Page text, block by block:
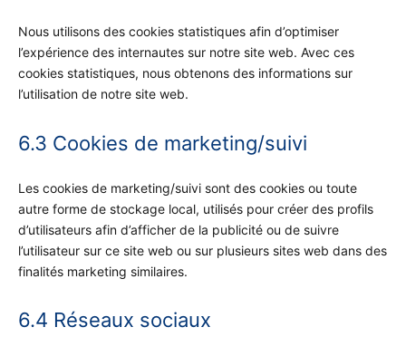
Nous utilisons des cookies statistiques afin d’optimiser
l’expérience des internautes sur notre site web. Avec ces
cookies statistiques, nous obtenons des informations sur
l’utilisation de notre site web.
6.3 Cookies de marketing/suivi
Les cookies de marketing/suivi sont des cookies ou toute
autre forme de stockage local, utilisés pour créer des profils
d’utilisateurs afin d’afficher de la publicité ou de suivre
l’utilisateur sur ce site web ou sur plusieurs sites web dans des
finalités marketing similaires.
6.4 Réseaux sociaux